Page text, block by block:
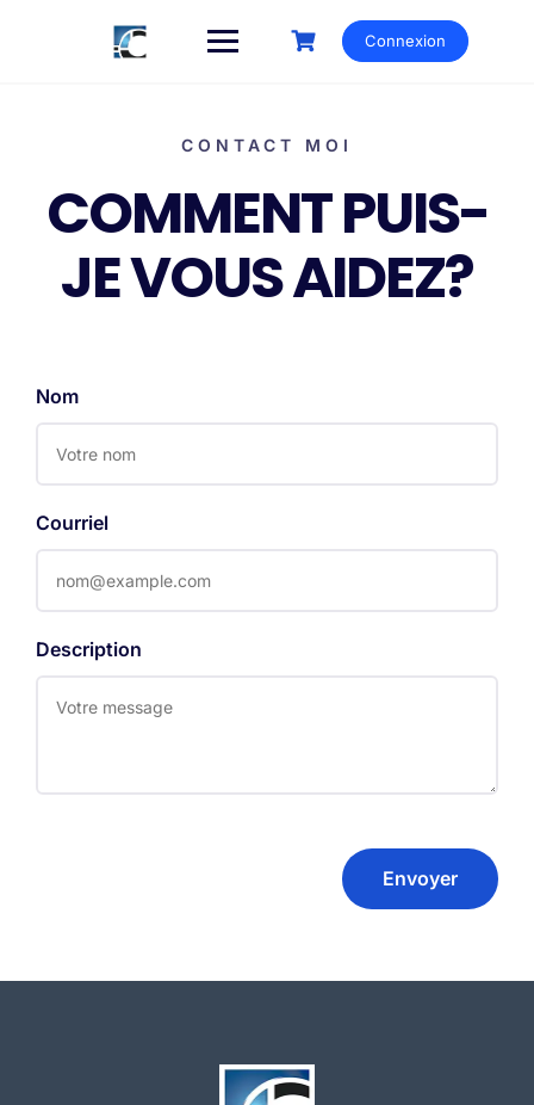
Connexion
CONTACT MOI
COMMENT PUIS-
JE VOUS AIDEZ?
Nom
Courriel
Description
Envoyer